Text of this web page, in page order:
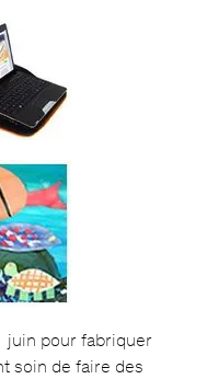
juin pour fabriquer
soin de faire des